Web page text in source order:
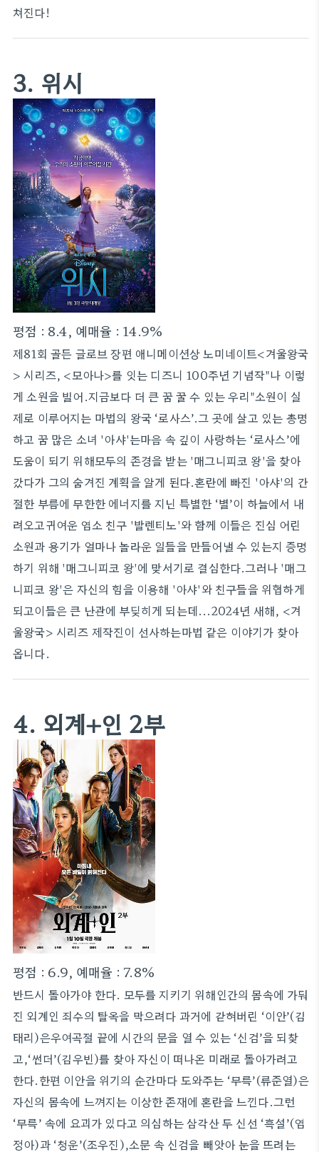
쳐진다!
3. 위시
평점 : 8.4, 예매율 : 14.9%
제81회 골든 글로브 장편 애니메이션상 노미네이트<겨울왕국
> 시리즈, <모아나>를 잇는 디즈니 100주년 기념작"나 이렇
게 소원을 빌어.지금보다 더 큰 꿈 꿀 수 있는 우리"소원이 실
제로 이루어지는 마법의 왕국 ‘로사스’.그 곳에 살고 있는 총명
하고 꿈 많은 소녀 '아샤'는마음 속 깊이 사랑하는 ‘로사스’에
도움이 되기 위해모두의 존경을 받는 '매그니피코 왕'을 찾아
갔다가 그의 숨겨진 계획을 알게 된다.혼란에 빠진 '아샤'의 간
절한 부름에 무한한 에너지를 지닌 특별한 ‘별’이 하늘에서 내
려오고귀여운 염소 친구 '발렌티노'와 함께 이들은 진심 어린
소원과 용기가 얼마나 놀라운 일들을 만들어낼 수 있는지 증명
하기 위해 '매그니피코 왕'에 맞서기로 결심한다.그러나 '매그
니피코 왕'은 자신의 힘을 이용해 '아샤'와 친구들을 위협하게
되고이들은 큰 난관에 부딪히게 되는데...2024년 새해, <겨
울왕국> 시리즈 제작진이 선사하는마법 같은 이야기가 찾아
옵니다.
4. 외계+인 2부
평점 : 6.9, 예매율 : 7.8%
반드시 돌아가야 한다. 모두를 지키기 위해인간의 몸속에 가둬
진 외계인 죄수의 탈옥을 막으려다 과거에 갇혀버린 ‘이안’(김
태리)은우여곡절 끝에 시간의 문을 열 수 있는 ‘신검’을 되찾
고,‘썬더’(김우빈)를 찾아 자신이 떠나온 미래로 돌아가려고
한다.한편 이안을 위기의 순간마다 도와주는 ‘무륵’(류준열)은
자신의 몸속에 느껴지는 이상한 존재에 혼란을 느낀다.그런
‘무륵’ 속에 요괴가 있다고 의심하는 삼각산 두 신선 ‘흑설’(염
정아)과 ‘청운’(조우진),소문 속 신검을 빼앗아 눈을 뜨려는